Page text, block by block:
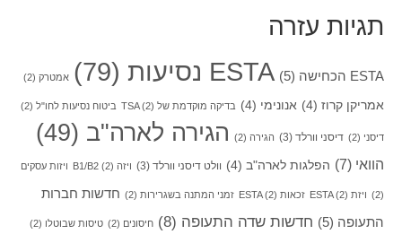
תגיות עזרה
ESTA הכחישה (5) ESTA נסיעות (79) אמטרק (2)
אמריקן קרוז (4) אנונימי (4) בדיקה מוקדמת של TSA (2) ביטוח נסיעות לחו"ל (2)
דיסני (2) דיסני וורלד (3) הגירה (2) הגירה לארה"ב (49)
הוואי (7) הפלגות לארה"ב (4) וולט דיסני וורלד (3) ויזה B1/B2 (2) ויזות עסקים
(2) ויזת ESTA (2) זכאות ESTA (2) זמני המתנה בשגרירות (2)
חדשות חברות
התעופה (5) חדשות שדה התעופה (8) חיסונים (2) טיסות שבוטלו (2)